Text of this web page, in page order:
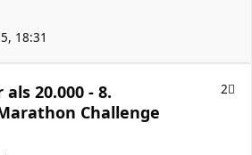
18:31
als 20.000 - 8.
Challenge
2